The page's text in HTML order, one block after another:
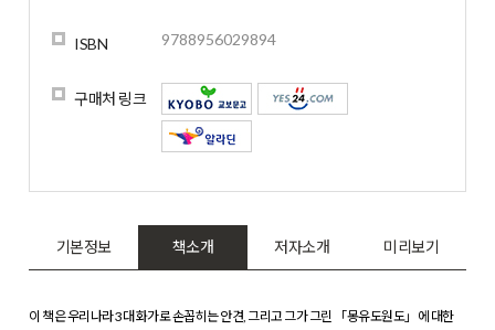
ISBN 9788956029894
구매처 링크
기본정보 책소개 저자소개 미리보기
이 책은 우리나라 3대 화가로 손꼽히는 안견, 그리고 그가 그린 「몽유도원도」에 대한